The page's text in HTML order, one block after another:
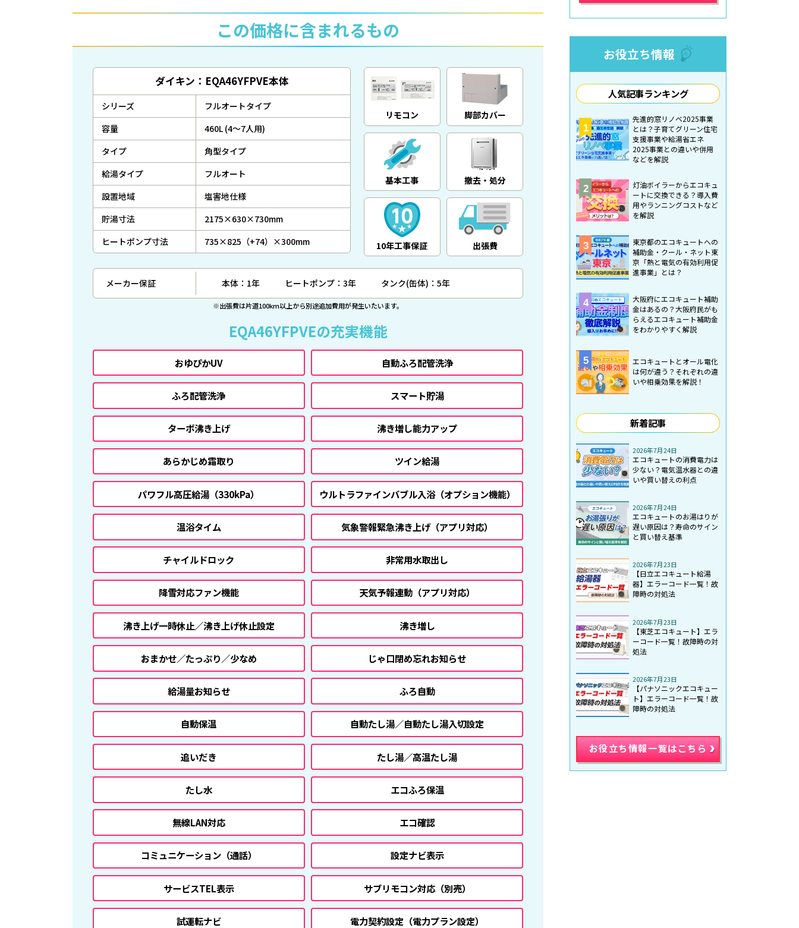
この価格に含まれるもの
ダイキン：EQA46YFPVE本体
シリーズ
フルオートタイプ
容量
460L (4～7人用)
タイプ
角型タイプ
給湯タイプ
フルオート
設置地域
塩害地仕様
貯湯寸法
2175×630×730mm
ヒートポンプ寸法
735×825（+74）×300mm
リモコン 脚部カバー
基本工事 撤去・処分
10年工事保証 出張費
メーカー保証 本体：1年 ヒートポンプ：3年 タンク(缶体)：5年
※出張費は片道100km以上から別途追加費用が発生いたいます。
EQA46YFPVEの充実機能
おゆぴかUV 自動ふろ配管洗浄
ふろ配管洗浄 スマート貯湯
ターボ沸き上げ 沸き増し能力アップ
あらかじめ霜取り ツイン給湯
パワフル高圧給湯 （330kPa） ウルトラファインバブル入浴（オプション機能）
温浴タイム 気象警報緊急沸き上げ（アプリ対応）
チャイルドロック 非常用水取出し
降雪対応ファン機能 天気予報連動 （アプリ対応）
沸き上げ一時休止／沸き上げ休止設定 沸き増し
おまかせ／たっぷり／少なめ じゃ口閉め忘れお知らせ
給湯量お知らせ ふろ自動
自動保温 自動たし湯／自動たし湯入切設定
追いだき たし湯／高温たし湯
たし水 エコふろ保温
無線LAN対応 エコ確認
コミュニケーション（通話） 設定ナビ表示
サービスTEL表示 サブリモコン対応（別売）
試運転ナビ 電力契約設定 （電力プラン設定）
お役立ち情報
人気記事ランキング
1
先進的窓リノベ2025事業
とは？子育てグリーン住宅
支援事業や給湯省エネ
2025事業との違いや併用
などを解説
2
灯油ボイラーからエコキュ
ートに交換できる？導入費
用やランニングコストなど
を解説
3
東京都のエコキュートへの
補助金・クール・ネット東
京「熱と電気の有効利用促
進事業」とは？
4
大阪府にエコキュート補助
金はあるの？大阪府民がも
らえるエコキュート補助金
をわかりやすく解説
5
エコキュートとオール電化
は何が違う？それぞれの違
いや相乗効果を解説！
新着記事
2026年7月24日
エコキュートの消費電力は
少ない？電気温水器との違
いや買い替えの利点
2026年7月24日
エコキュートのお湯はりが
遅い原因は？寿命のサイン
と買い替え基準
2026年7月23日
【日立エコキュート給湯
器】エラーコード一覧！故
障時の対処法
2026年7月23日
【東芝エコキュート】エラ
ーコード一覧！故障時の対
処法
2026年7月23日
【パナソニックエコキュー
ト】エラーコード一覧！故
障時の対処法
お役立ち情報一覧はこちら